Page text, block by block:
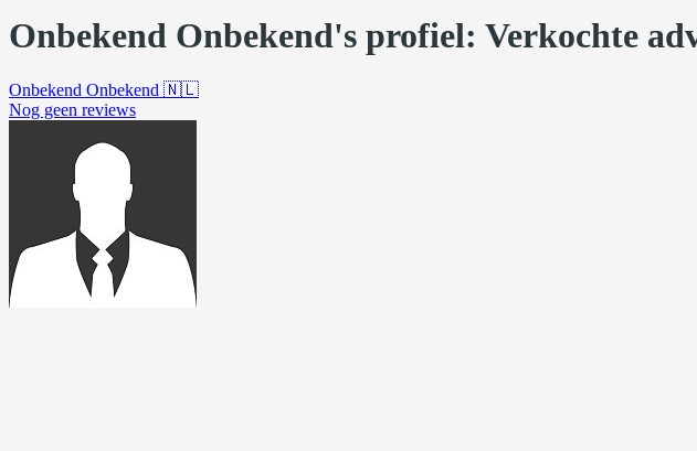
Onbekend Onbekend's profiel: Verkochte
Onbekend Onbekend 🇳🇱
Nog geen reviews